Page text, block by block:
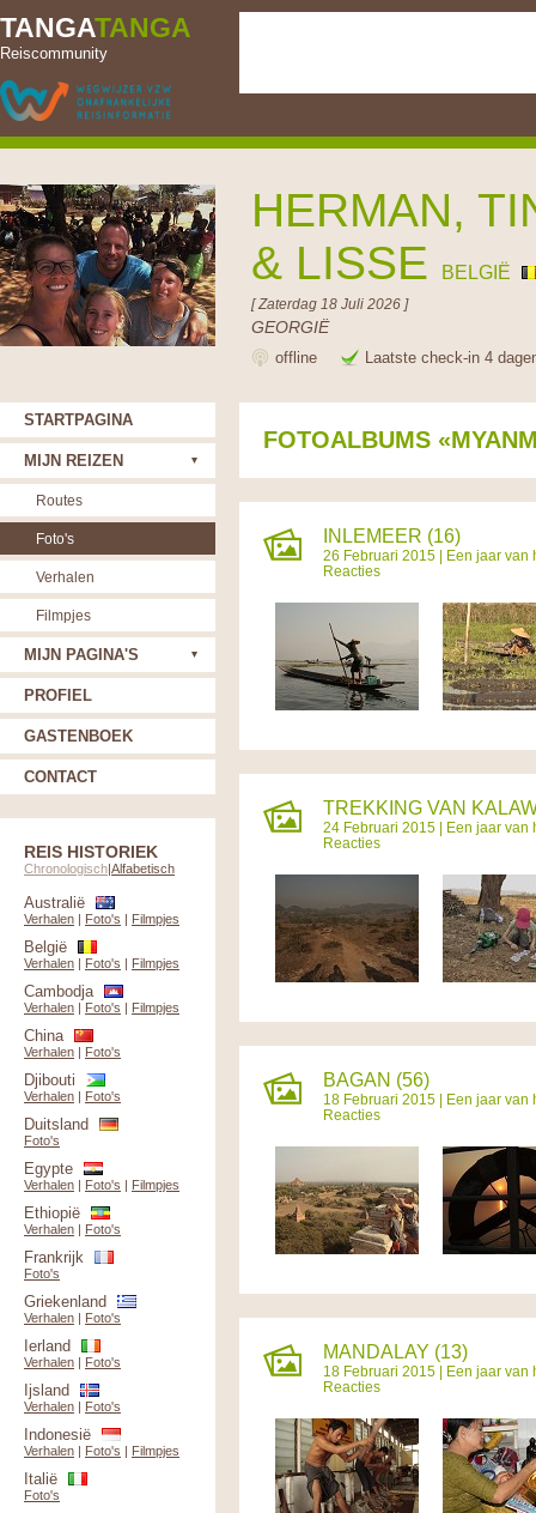
TANGATANGA
Reiscommunity
HERMAN,
& LISSE
BELGIË
[ Zaterdag 18 Juli 2026 ]
GEORGIË
offline Laatste check-in 4
FOTOALBUMS
INLEMEER (16)
26 Februari 2015 | Een jaar van
Reacties
TREKKING VAN
24 Februari 2015 | Een jaar van
Reacties
BAGAN (56)
18 Februari 2015 | Een jaar van
Reacties
MANDALAY (13)
18 Februari 2015 | Een jaar van
Reacties
STARTPAGINA
MIJN REIZEN
Routes
Foto's
Verhalen
Filmpjes
MIJN PAGINA'S
PROFIEL
GASTENBOEK
CONTACT
REIS HISTORIEK
Chronologisch|Alfabetisch
Australië
Verhalen | Foto's | Filmpjes
België
Verhalen | Foto's | Filmpjes
Cambodja
Verhalen | Foto's | Filmpjes
China
Verhalen | Foto's
Djibouti
Verhalen | Foto's
Duitsland
Foto's
Egypte
Verhalen | Foto's | Filmpjes
Ethiopië
Verhalen | Foto's
Frankrijk
Foto's
Griekenland
Verhalen | Foto's
Ierland
Verhalen | Foto's
Ijsland
Verhalen | Foto's
Indonesië
Verhalen | Foto's | Filmpjes
Italië
Foto's